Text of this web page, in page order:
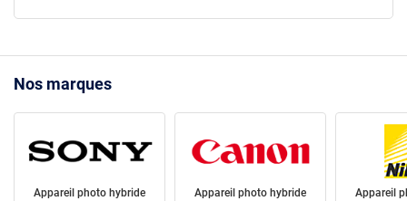
Nos marques
Appareil photo hybride
Appareil photo hybride
Appareil